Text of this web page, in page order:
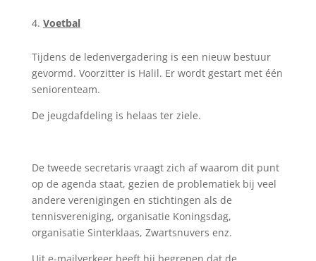
Voetbal
Tijdens de ledenvergadering is een nieuw bestuur
gevormd. Voorzitter is Halil. Er wordt gestart met één
seniorenteam.
De jeugdafdeling is helaas ter ziele.
De tweede secretaris vraagt zich af waarom dit punt
op de agenda staat, gezien de problematiek bij veel
andere verenigingen en stichtingen als de
tennisvereniging, organisatie Koningsdag,
organisatie Sinterklaas, Zwartsnuvers enz.